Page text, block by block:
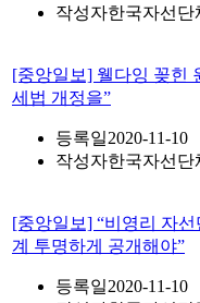
작성자한국자선단
[중앙일보] 웰다잉 꽂힌
세법 개정을”
등록일2020-11-10
작성자한국자선단
[중앙일보] “비영리 자
계 투명하게 공개해야”
등록일2020-11-10